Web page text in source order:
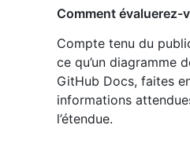
Comment évaluerez-
Compte tenu du
ce qu’un diagramme
GitHub Docs, faites
informations
l’étendue.